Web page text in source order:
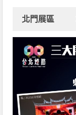
北門展區